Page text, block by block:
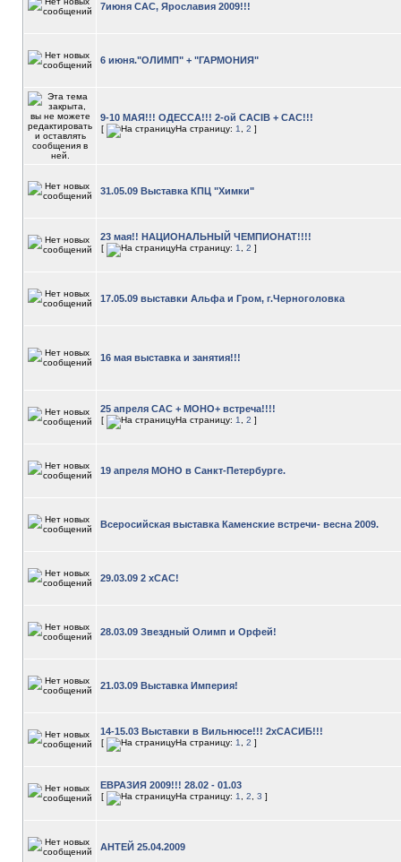
7июня САС, Ярославия 2009!!!
6 июня."ОЛИМП" + "ГАРМОНИЯ"
9-10 МАЯ!!! ОДЕССА!!! 2-ой CACIB + САС!!!
[ На страницу: 1 2 ]
31.05.09 Выставка КПЦ "Химки"
23 мая!! НАЦИОНАЛЬНЫЙ ЧЕМПИОНАТ!!!!
[ На страницу: 1 2 ]
17.05.09 выставки Альфа и Гром, г.Черноголовка
16 мая выставка и занятия!!!
25 апреля САС + МОНО+ встреча!!!!
[ На страницу: 1 2 ]
19 апреля МОНО в Санкт-Петербурге.
Всеросийская выставка Каменские встречи- весна 2009.
29.03.09 2 хСАС!
28.03.09 Звездный Олимп и Орфей!
21.03.09 Выставка Империя!
14-15.03 Выставки в Вильнюсе!!! 2хСАСИБ!!!
[ На страницу: 1 2 ]
ЕВРАЗИЯ 2009!!! 28.02 - 01.03
[ На страницу: 1 2 3 ]
АНТЕЙ 25.04.2009